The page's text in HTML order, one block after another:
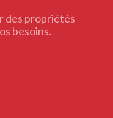
des propriétés
besoins.